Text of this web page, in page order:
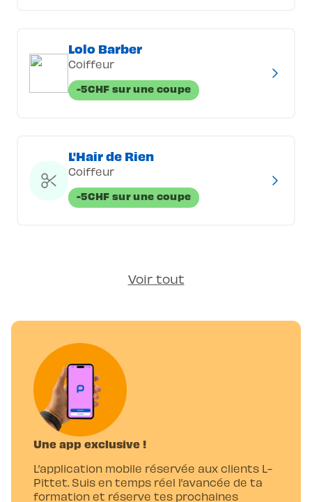
Lolo Barber
Coiffeur
-5CHF sur une coupe
L'Hair de Rien
Coiffeur
-5CHF sur une coupe
Voir tout
Une app exclusive !
L’application mobile réservée aux clients L-
Pittet. Suis en temps réel l’avancée de ta
formation et réserve tes prochaines